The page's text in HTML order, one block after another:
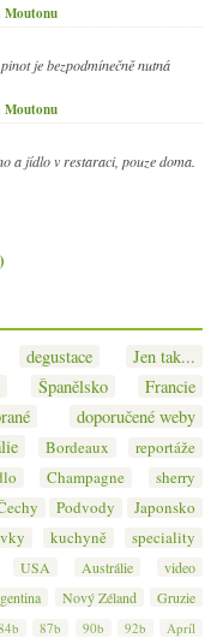
Moutonu
je bezpodmínečně nutná
Moutonu
a jídlo v restaraci, pouze doma.
degustace
Jen tak...
Španělsko
Francie
doporučené weby
Bordeaux
reportáže
Champagne
sherry
Podvody
Japonsko
kuchyně
speciality
USA Austrálie
video
Nový Zéland
Gruzie
87b 90b 92b Apríl